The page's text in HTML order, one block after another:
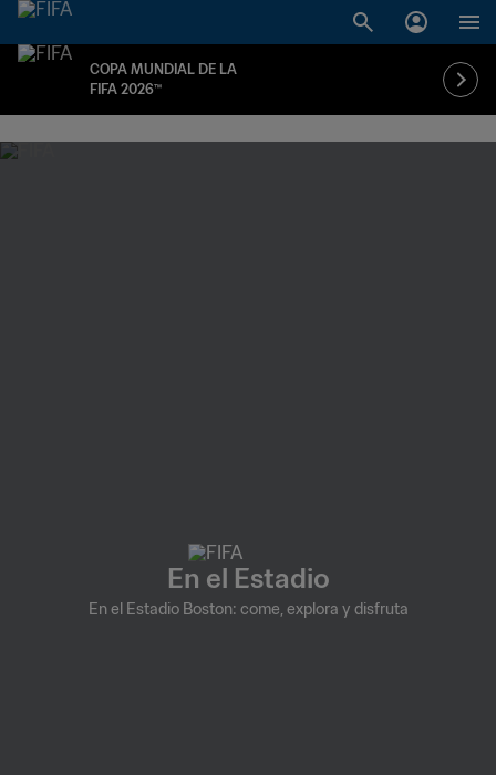
COPA MUNDIAL DE LA
FIFA 2026™
En el Estadio
En el Estadio Boston: come, explora y disfruta